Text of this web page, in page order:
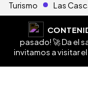
Turismo Las
pasado! 🚀 Da el
invitamos a visitar